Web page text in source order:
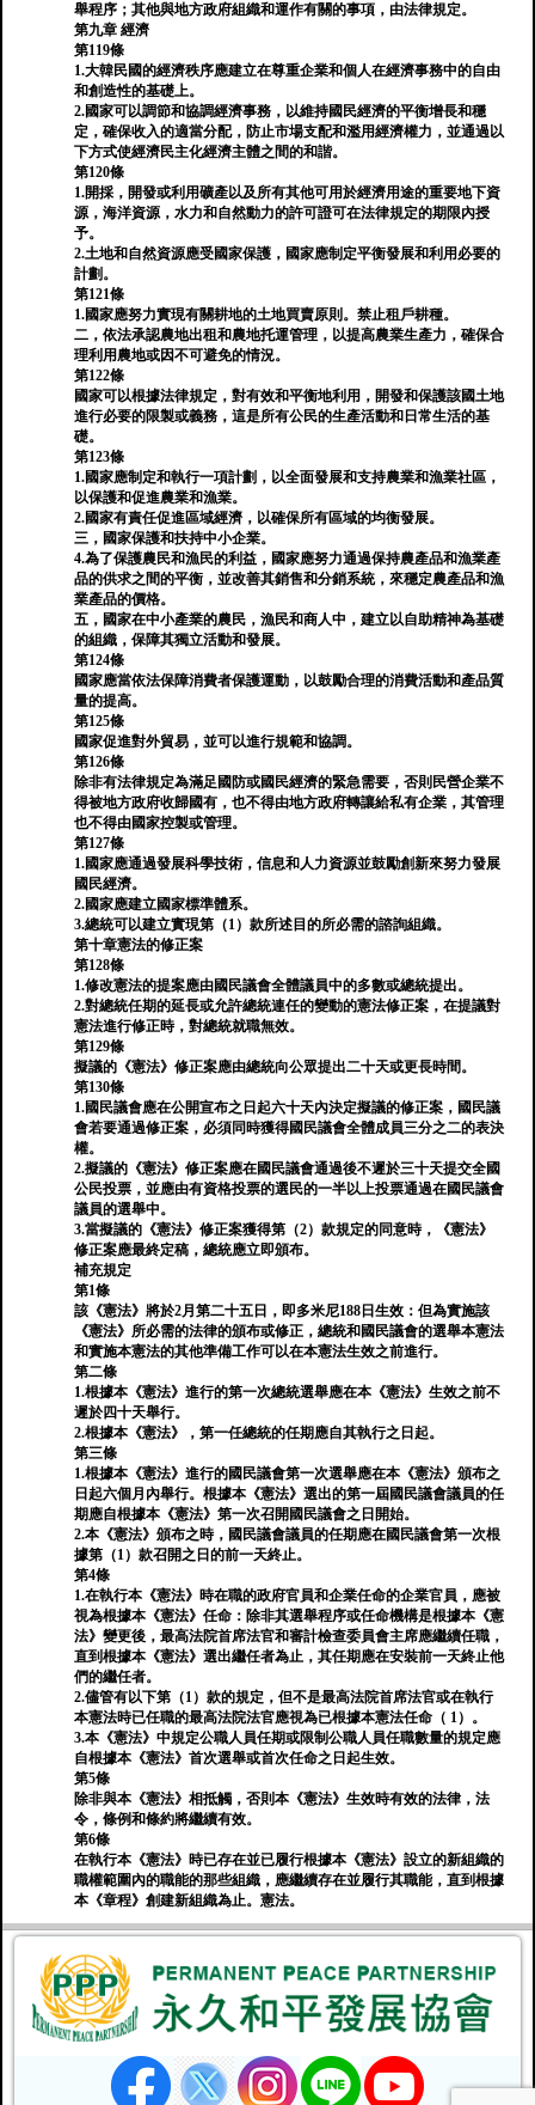
舉程序；其他與地方政府組織和運作有關的事項，由法律規定。
第九章 經濟
第119條
1.大韓民國的經濟秩序應建立在尊重企業和個人在經濟事務中的自由
和創造性的基礎上。
2.國家可以調節和協調經濟事務，以維持國民經濟的平衡增長和穩
定，確保收入的適當分配，防止市場支配和濫用經濟權力，並通過以
下方式使經濟民主化經濟主體之間的和諧。
第120條
1.開採，開發或利用礦產以及所有其他可用於經濟用途的重要地下資
源，海洋資源，水力和自然動力的許可證可在法律規定的期限內授
予。
2.土地和自然資源應受國家保護，國家應制定平衡發展和利用必要的
計劃。
第121條
1.國家應努力實現有關耕地的土地買賣原則。禁止租戶耕種。
二，依法承認農地出租和農地托運管理，以提高農業生產力，確保合
理利用農地或因不可避免的情況。
第122條
國家可以根據法律規定，對有效和平衡地利用，開發和保護該國土地
進行必要的限製或義務，這是所有公民的生產活動和日常生活的基
礎。
第123條
1.國家應制定和執行一項計劃，以全面發展和支持農業和漁業社區，
以保護和促進農業和漁業。
2.國家有責任促進區域經濟，以確保所有區域的均衡發展。
三，國家保護和扶持中小企業。
4.為了保護農民和漁民的利益，國家應努力通過保持農產品和漁業產
品的供求之間的平衡，並改善其銷售和分銷系統，來穩定農產品和漁
業產品的價格。
五，國家在中小產業的農民，漁民和商人中，建立以自助精神為基礎
的組織，保障其獨立活動和發展。
第124條
國家應當依法保障消費者保護運動，以鼓勵合理的消費活動和產品質
量的提高。
第125條
國家促進對外貿易，並可以進行規範和協調。
第126條
除非有法律規定為滿足國防或國民經濟的緊急需要，否則民營企業不
得被地方政府收歸國有，也不得由地方政府轉讓給私有企業，其管理
也不得由國家控製或管理。
第127條
1.國家應通過發展科學技術，信息和人力資源並鼓勵創新來努力發展
國民經濟。
2.國家應建立國家標準體系。
3.總統可以建立實現第（1）款所述目的所必需的諮詢組織。
第十章憲法的修正案
第128條
1.修改憲法的提案應由國民議會全體議員中的多數或總統提出。
2.對總統任期的延長或允許總統連任的變動的憲法修正案，在提議對
憲法進行修正時，對總統就職無效。
第129條
擬議的《憲法》修正案應由總統向公眾提出二十天或更長時間。
第130條
1.國民議會應在公開宣布之日起六十天內決定擬議的修正案，國民議
會若要通過修正案，必須同時獲得國民議會全體成員三分之二的表決
權。
2.擬議的《憲法》修正案應在國民議會通過後不遲於三十天提交全國
公民投票，並應由有資格投票的選民的一半以上投票通過在國民議會
議員的選舉中。
3.當擬議的《憲法》修正案獲得第（2）款規定的同意時，《憲法》
修正案應最終定稿，總統應立即頒布。
補充規定
第1條
該《憲法》將於2月第二十五日，即多米尼188日生效：但為實施該
《憲法》所必需的法律的頒布或修正，總統和國民議會的選舉本憲法
和實施本憲法的其他準備工作可以在本憲法生效之前進行。
第二條
1.根據本《憲法》進行的第一次總統選舉應在本《憲法》生效之前不
遲於四十天舉行。
2.根據本《憲法》，第一任總統的任期應自其執行之日起。
第三條
1.根據本《憲法》進行的國民議會第一次選舉應在本《憲法》頒布之
日起六個月內舉行。根據本《憲法》選出的第一屆國民議會議員的任
期應自根據本《憲法》第一次召開國民議會之日開始。
2.本《憲法》頒布之時，國民議會議員的任期應在國民議會第一次根
據第（1）款召開之日的前一天終止。
第4條
1.在執行本《憲法》時在職的政府官員和企業任命的企業官員，應被
視為根據本《憲法》任命：除非其選舉程序或任命機構是根據本《憲
法》變更後，最高法院首席法官和審計檢查委員會主席應繼續任職，
直到根據本《憲法》選出繼任者為止，其任期應在安裝前一天終止他
們的繼任者。
2.儘管有以下第（1）款的規定，但不是最高法院首席法官或在執行
本憲法時已任職的最高法院法官應視為已根據本憲法任命（ 1）。
3.本《憲法》中規定公職人員任期或限制公職人員任職數量的規定應
自根據本《憲法》首次選舉或首次任命之日起生效。
第5條
除非與本《憲法》相抵觸，否則本《憲法》生效時有效的法律，法
令，條例和條約將繼續有效。
第6條
在執行本《憲法》時已存在並已履行根據本《憲法》設立的新組織的
職權範圍內的職能的那些組織，應繼續存在並履行其職能，直到根據
本《章程》創建新組織為止。憲法。